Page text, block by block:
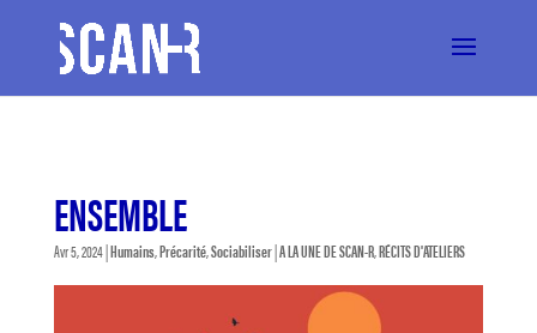
ENSEMBLE
Avr 5, 2024|Humains,Précarité,Sociabiliser|A LA UNE DE SCAN-R,RÉCITS D'ATELIERS